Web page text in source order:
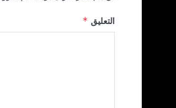
التعليق *